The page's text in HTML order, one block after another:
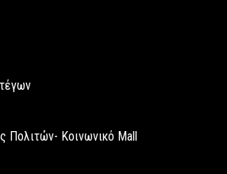
Πολιτών- Κοινωνικό Mall